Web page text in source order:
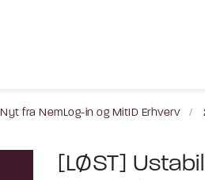
Nyt fra NemLog-in og MitID Erhverv
[LØST]